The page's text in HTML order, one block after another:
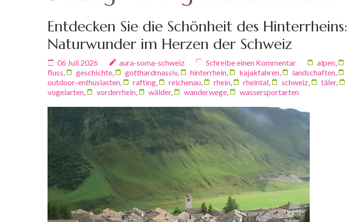
Entdecken Sie die Schönheit des Hinterrheins:
Naturwunder im Herzen der Schweiz
06 Juli 2026 aura-soma-schweiz Schreibe einen Kommentar alpen
fluss
geschichte gotthardmassiv, hinterrhein kajakfahren landschaften
outdoor-enthusiasten
rafting reichenau rhein rheintal schweiz täler,
vogelarten
vorderrhein wälder, wanderwege wassersportarten